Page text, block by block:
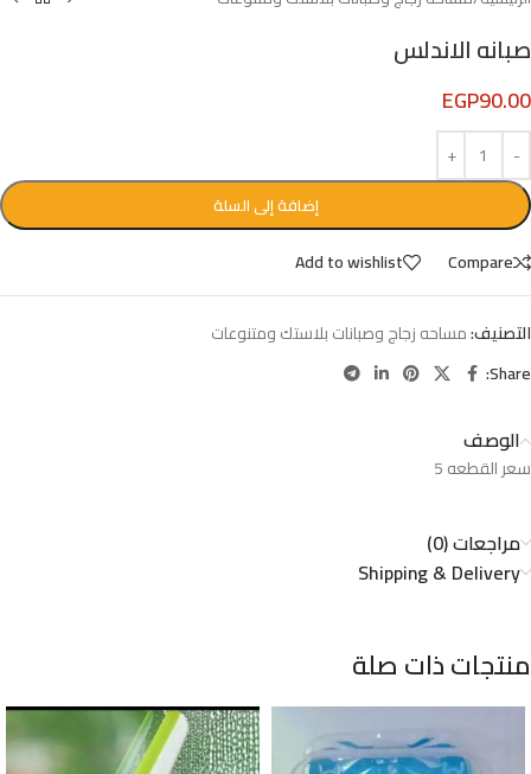
صبانه الاندلس
EGP90.00
إضافة إلى السلة
Compare
Add to wishlist
التصنيف:مساحه زجاج وصبانات بلاستك ومتنوعات
Share:
الوصف
سعر القطعه 5
مراجعات (0)
Shipping & Delivery
منتجات ذات صلة